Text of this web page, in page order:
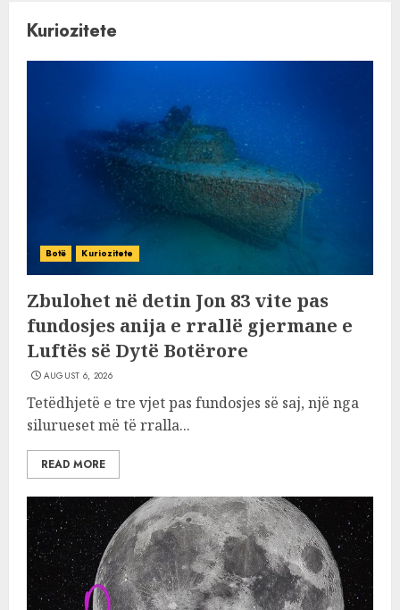
Kuriozitete
Botë Kuriozitete
Zbulohet në detin Jon 83 vite pas
fundosjes anija e rrallë gjermane e
Luftës së Dytë Botërore
AUGUST 6, 2026
Tetëdhjetë e tre vjet pas fundosjes së saj, një nga
silurueset më të rralla...
READ MORE